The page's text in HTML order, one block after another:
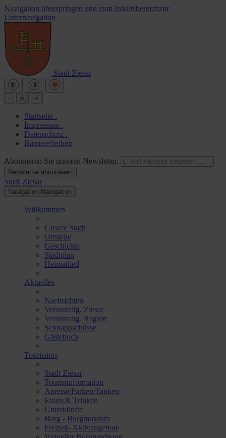
Navigation überspringen und zum Inhaltsbereichzur
Unternavigation
Stadt Ziesar
- A +
Startseite .
Impressum .
Datenschutz .
Barrierefreiheit
Abonnieren Sie unseren Newsletter.
Stadt Ziesar
Navigation Navigation
Willkommen
Unsere Stadt
Ortsteile
Geschichte
Stadtplan
Heimatlied
Aktuelles
Nachrichten
Veranstaltg. Ziesar
Veranstaltg. Region
Schnappschüsse
Gästebuch
Tourismus
Stadt Ziesar
Touristinformation
Anreise/Parken/Tanken
Essen & Trinken
Unterkünfte
Burg - Burgmuseum
Freizeit- Aktivangebote